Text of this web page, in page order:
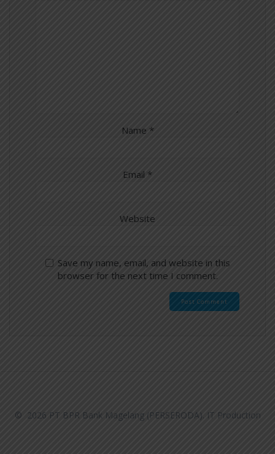
Name *
Email *
Website
Save my name, email, and website in this
browser for the next time I comment.
© 2026 PT BPR Bank Magelang (PERSERODA). IT Production